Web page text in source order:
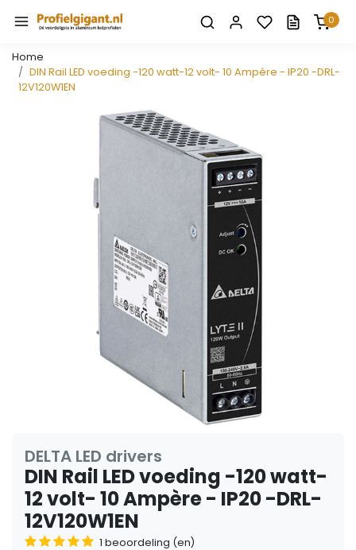
0
Home
DIN Rail LED voeding -120 watt-12 volt- 10 Ampère - IP20 -DRL-
12V120W1EN
DELTA LED drivers
DIN Rail LED voeding -120 watt-
12 volt- 10 Ampère - IP20 -DRL-
12V120W1EN
1 beoordeling (en)